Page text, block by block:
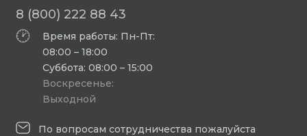
8 (800) 222 88 43
Время работы: Пн-Пт:
08:00 – 18:00
Суббота: 08:00 – 15:00
Воскресенье:
Выходной
По вопросам сотрудничества пожалуйста